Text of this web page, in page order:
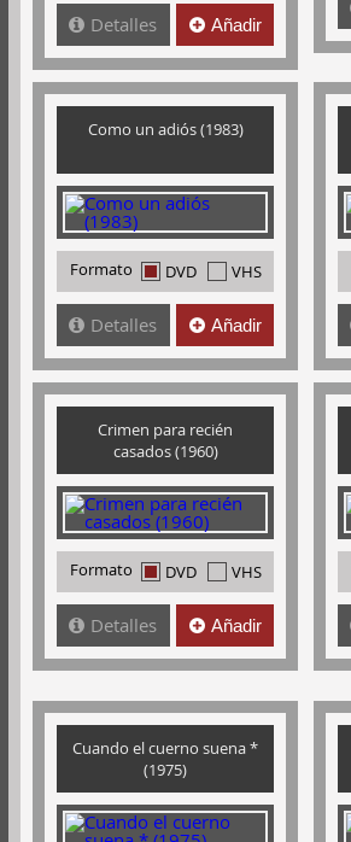
Detalles Añadir
Como un adiós (1983)
Formato DVD VHS
Detalles Añadir
Crimen para recién
casados (1960)
Formato DVD VHS
Detalles Añadir
Cuando el cuerno suena *
(1975)